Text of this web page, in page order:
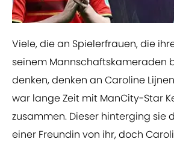
Viele, die an Spielerfrauen, die
seinem Mannschaftskameraden
denken, denken an Caroline
war lange Zeit mit ManCity-Star
zusammen. Dieser hinterging sie
einer Freundin von ihr, doch